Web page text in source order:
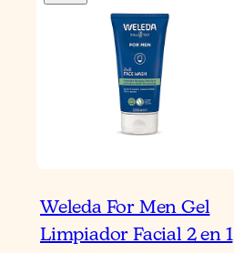
Weleda For Men Gel
Limpiador Facial 2 en 1